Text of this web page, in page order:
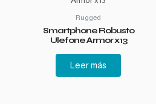
Rugged
Smartphone Robusto
Ulefone Armor x13
Leer más